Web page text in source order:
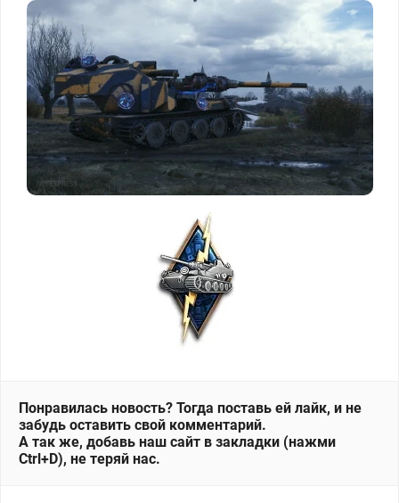
Понравилась новость? Тогда поставь ей лайк, и не
забудь оставить свой комментарий.
А так же, добавь наш сайт в закладки (нажми
Ctrl+D), не теряй нас.